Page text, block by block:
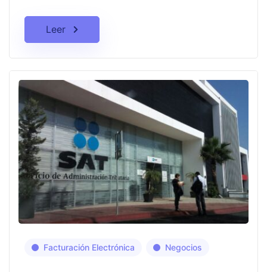
Leer
Facturación Electrónica Negocios